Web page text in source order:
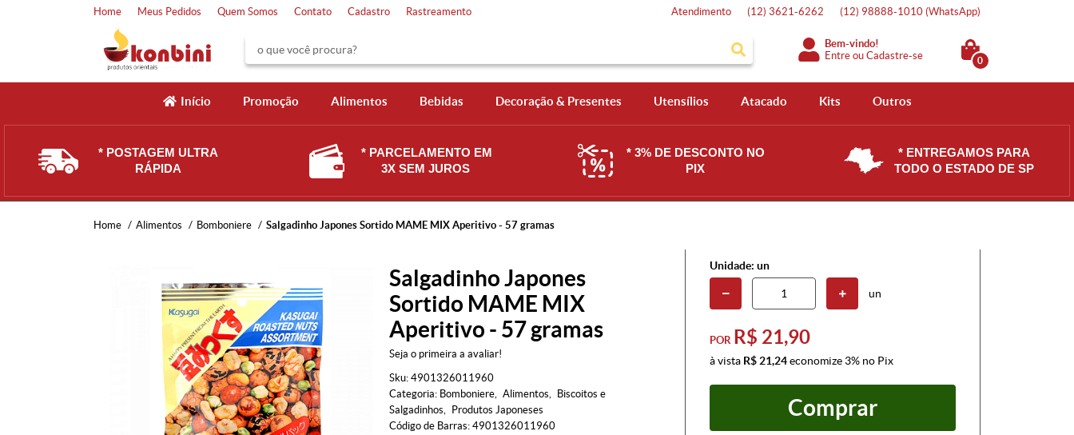
Home Meus Pedidos Quem Somos Contato Cadastro Rastreamento Atendimento (12) 3621-6262 (12) 98888-1010 (WhatsApp)
Bem-vindo!
Entre ouCadastre-se 0
Início Promoção Alimentos Bebidas Decoração & Presentes Utensílios Atacado Kits Outros
* POSTAGEM ULTRA
RÁPIDA
* PARCELAMENTO EM
3X SEM JUROS
* 3% DE DESCONTO NO
PIX
* ENTREGAMOS PARA
TODO O ESTADO DE SP
Home Alimentos Bomboniere Salgadinho Japones Sortido MAME MIX Aperitivo - 57 gramas
Salgadinho Japones
Sortido MAME MIX
Aperitivo - 57 gramas
Seja o primeira a avaliar!
Sku: 4901326011960
Categoria: Bomboniere Alimentos
Biscoitos e
Salgadinhos
Produtos Japoneses
Código de Barras: 4901326011960
Unidade: un
un
POR R$ 21,90
à vista R$ 21,24economize 3% no Pix
Comprar